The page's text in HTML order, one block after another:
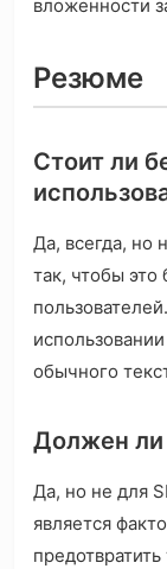
вложенности
Резюме
Стоит ли
Да, всегда, но
так, чтобы
обычного
Должен ли
Да, но не для
является